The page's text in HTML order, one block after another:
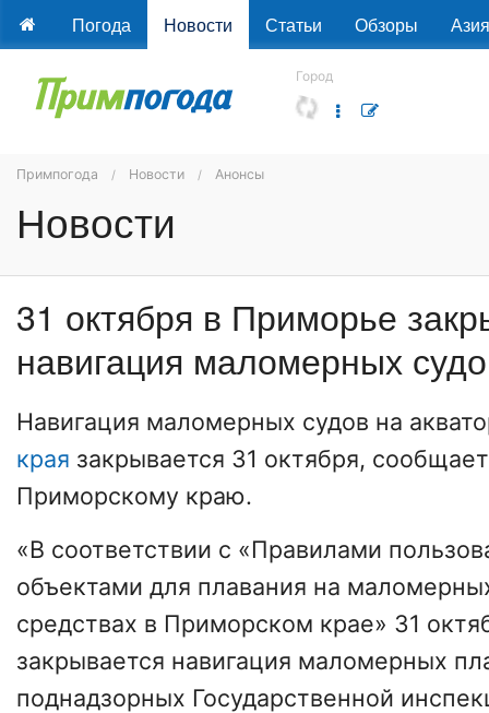
Погода Новости Статьи Обзоры Азия
Город
Примпогода Новости Анонсы
Новости
31 октября в Приморье
навигация маломерных
Навигация маломерных судов на
края закрывается 31 октября,
Приморскому краю.
«В соответствии с «Правилами
объектами для плавания на
средствах в Приморском крае» 31
закрывается навигация маломерных
поднадзорных Государственной